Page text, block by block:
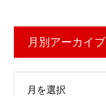
月別アーカイブ
月を選択